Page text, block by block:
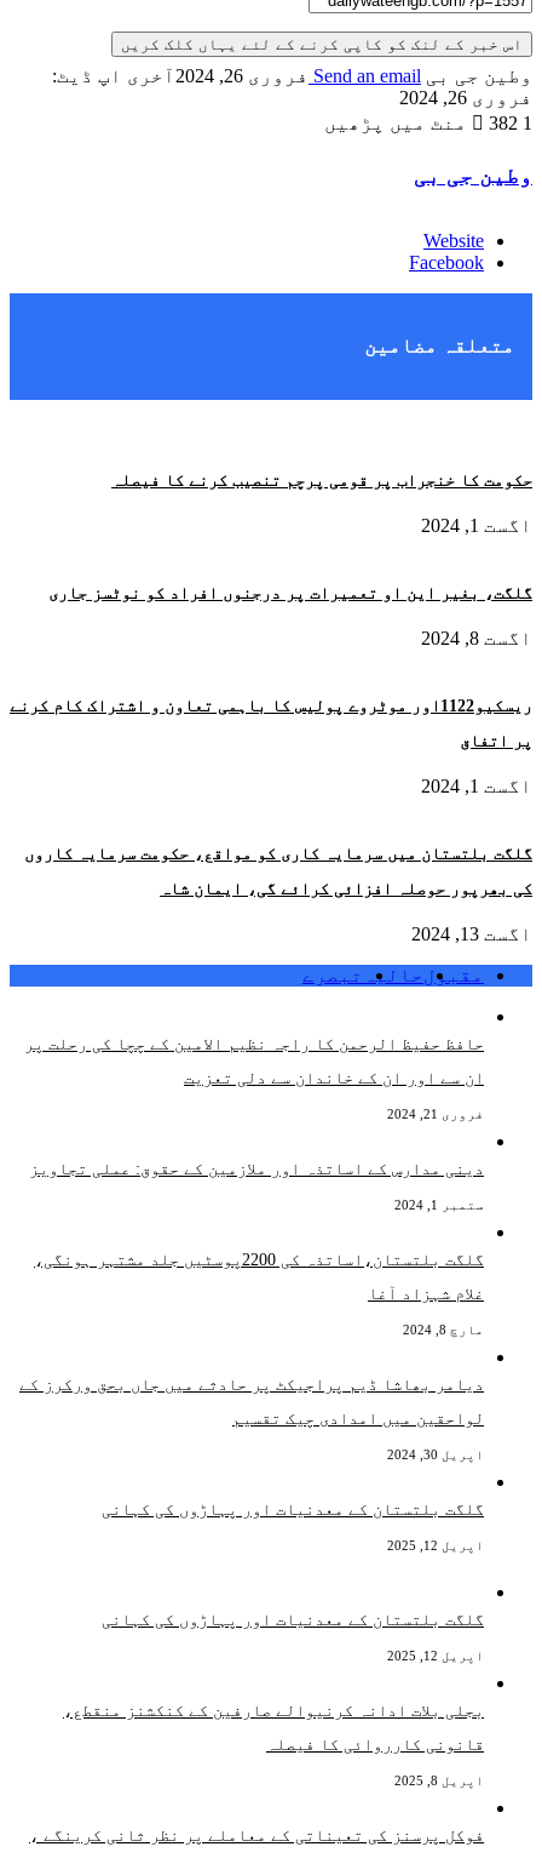
اس خبر کے لنک کو کاپی کرنے کے لئے یہاں کلک کریں
وطین جی بی Send an email فروری 26, 2024
آخری اپ ڈیٹ:
فروری 26, 2024
382 1 منٹ میں پڑھیں
وطین جی بی
Website
Facebook
متعلقہ مضامین
حکومت کا خنجراب پر قومی پرچم تنصیب کرنے کا فیصلہ
اگست 1, 2024
گلگت، بغیر این او تعمیرات پر درجنوں افراد کو نوٹسز جاری
اگست 8, 2024
ریسکیو1122اور موٹروے پولیس کا باہمی تعاون و اشتراک کام کرنے
پر اتفاق
اگست 1, 2024
گلگت بلتستان میں سرمایہ کاری کو مواقع، حکومت سرمایہ کاروں
کی بھرپور حوصلہ افزائی کرائے گی، ایمان شاہ
اگست 13, 2024
مقبولحالیہ تبصرے
حافظ حفیظ الرحمن کا راجہ نظیم الامین کے چچا کی رحلت پر
ان سے اور ان کے خاندان سے دلی تعزیت
فروری 21, 2024
دینی مدارس کے اساتذہ اور ملازمین کے حقوق: عملی تجاویز
ستمبر 1, 2024
گلگت بلتستان،اساتذہ کی 2200پوسٹیں جلد مشتہر ہونگی،
غلام شہزاد آغا
مارچ 8, 2024
دیامر بھاشا ڈیم پراجیکٹ پر حادثے میں جاں بحق ورکرز کے
لواحقین میں امدادی چیک تقسیم
اپریل 30, 2024
گلگت بلتستان کے معدنیات اور پہاڑوں کی کہانی
اپریل 12, 2025
گلگت بلتستان کے معدنیات اور پہاڑوں کی کہانی
اپریل 12, 2025
بجلی بلات ادانہ کرنیوالے صارفین کے کنکشنز منقطع،
قانونی کارروائی کا فیصلہ
اپریل 8, 2025
فوکل پرسنز کی تعیناتی کے معاملے پر نظر ثانی کرینگے ،